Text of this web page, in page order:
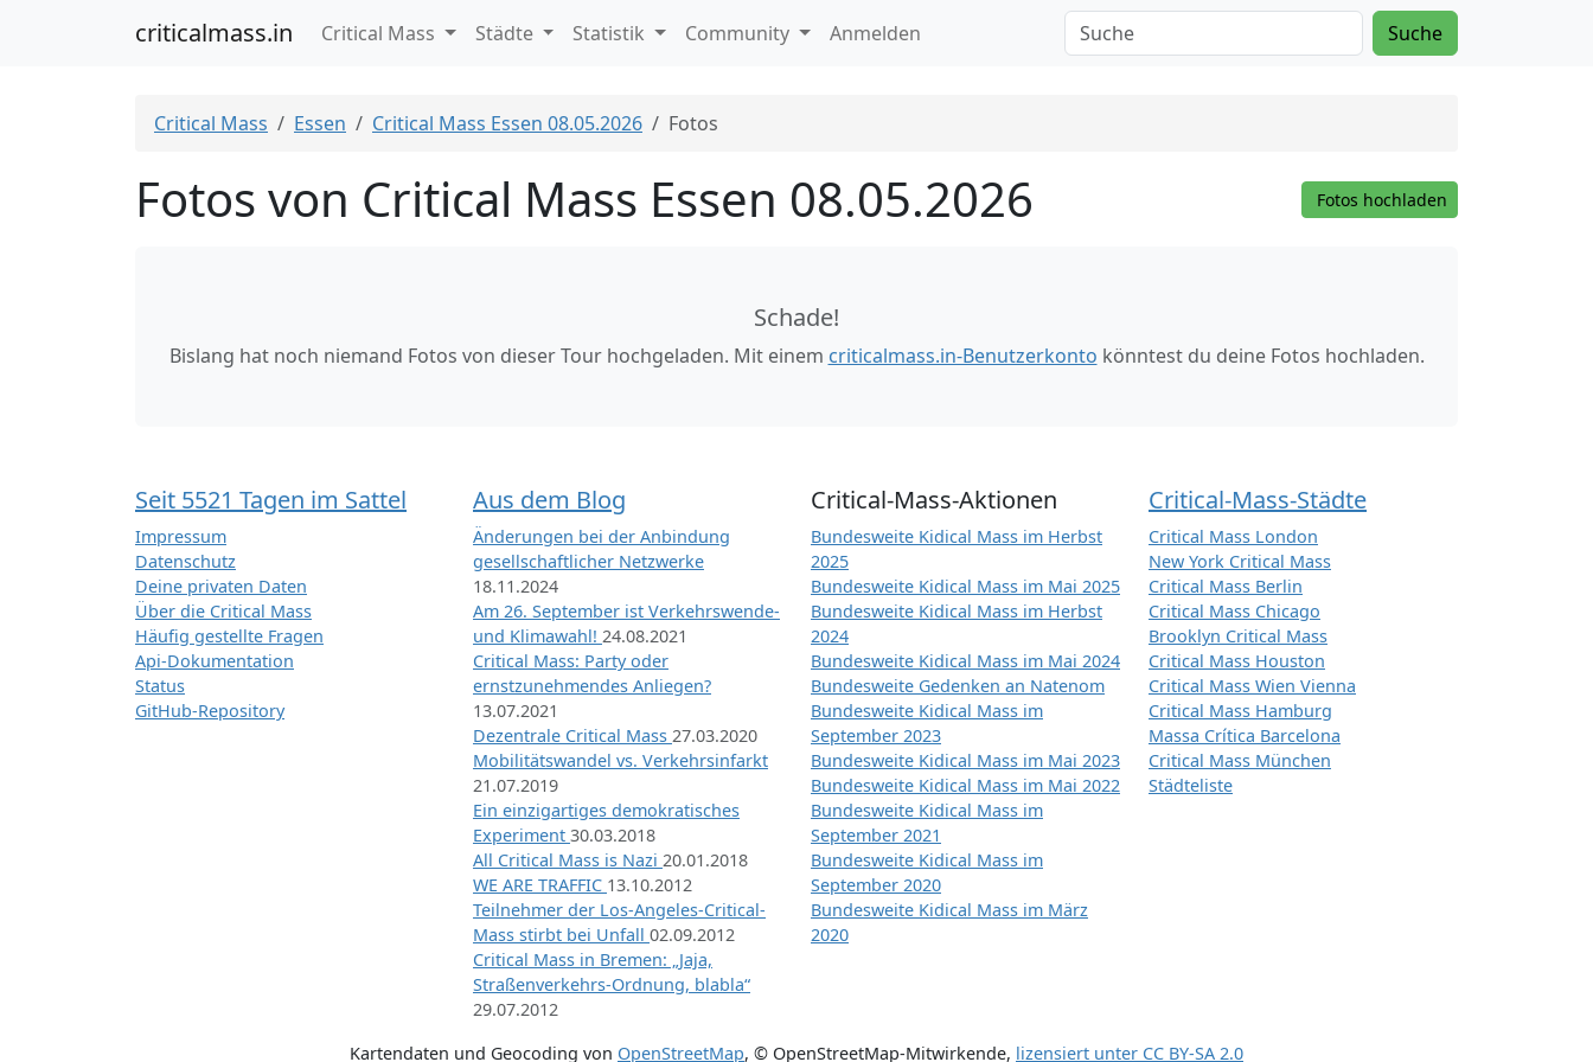
criticalmass.in Critical Mass Städte Statistik Community Anmelden Suche
Critical Mass Essen Critical Mass Essen 08.05.2026 Fotos
Fotos von Critical Mass Essen 08.05.2026 Fotos hochladen
Schade!
Bislang hat noch niemand Fotos von dieser Tour hochgeladen. Mit einem criticalmass.in-Benutzerkonto könntest du deine Fotos hochladen.
Seit 5521 Tagen im Sattel
Impressum
Datenschutz
Deine privaten Daten
Über die Critical Mass
Häufig gestellte Fragen
Api-Dokumentation
Status
GitHub-Repository
Aus dem Blog
Änderungen bei der Anbindung
gesellschaftlicher Netzwerke
18.11.2024
Am 26. September ist Verkehrswende-
und Klimawahl! 24.08.2021
Critical Mass: Party oder
ernstzunehmendes Anliegen?
13.07.2021
Dezentrale Critical Mass 27.03.2020
Mobilitätswandel vs. Verkehrsinfarkt
21.07.2019
Ein einzigartiges demokratisches
Experiment 30.03.2018
All Critical Mass is Nazi 20.01.2018
WE ARE TRAFFIC 13.10.2012
Teilnehmer der Los-Angeles-Critical-
Mass stirbt bei Unfall 02.09.2012
Critical Mass in Bremen: „Jaja,
Straßenverkehrs-Ordnung, blabla“
29.07.2012
Critical-Mass-Aktionen
Bundesweite Kidical Mass im Herbst
2025
Bundesweite Kidical Mass im Mai 2025
Bundesweite Kidical Mass im Herbst
2024
Bundesweite Kidical Mass im Mai 2024
Bundesweite Gedenken an Natenom
Bundesweite Kidical Mass im
September 2023
Bundesweite Kidical Mass im Mai 2023
Bundesweite Kidical Mass im Mai 2022
Bundesweite Kidical Mass im
September 2021
Bundesweite Kidical Mass im
September 2020
Bundesweite Kidical Mass im März
2020
Critical-Mass-Städte
Critical Mass London
New York Critical Mass
Critical Mass Berlin
Critical Mass Chicago
Brooklyn Critical Mass
Critical Mass Houston
Critical Mass Wien Vienna
Critical Mass Hamburg
Massa Crítica Barcelona
Critical Mass München
Städteliste
Kartendaten und Geocoding von OpenStreetMap, © OpenStreetMap-Mitwirkende, lizensiert unter CC BY-SA 2.0